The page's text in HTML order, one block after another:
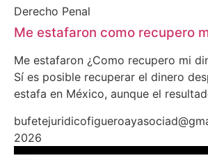
Derecho Penal
Me estafaron como recupero
Me estafaron ¿Como recupero mi
Sí es posible recuperar el dinero
estafa en México, aunque el
2026